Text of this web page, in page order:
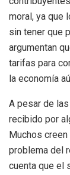
moral, ya que
sin tener que
argumentan
tarifas para
la economía
A pesar de
recibido por
Muchos
problema del
cuenta que el